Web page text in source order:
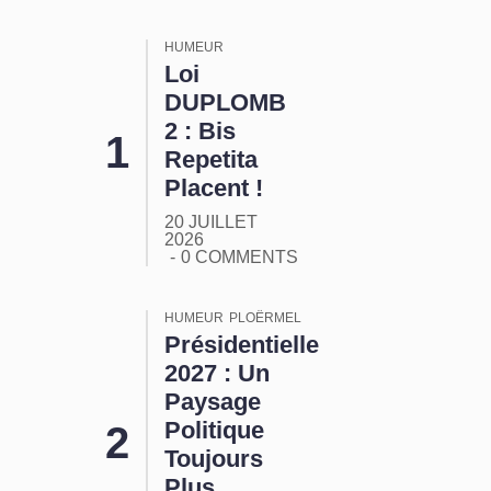
HUMEUR
Loi
DUPLOMB
2 : Bis
Repetita
Placent !
20 JUILLET
2026
0 COMMENTS
HUMEUR PLOËRMEL
Présidentielle
2027 : Un
Paysage
Politique
Toujours